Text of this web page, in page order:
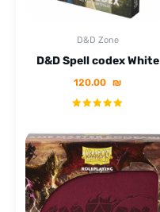
D&D Zone
D&D Spell codex White
120.00 ₪